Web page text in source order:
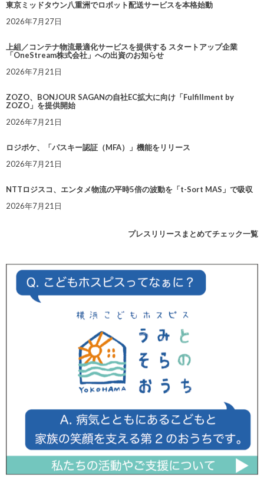
東京ミッドタウン八重洲でロボット配送サービスを本格始動
2026年7月27日
上組／コンテナ物流最適化サービスを提供する スタートアップ企業
「OneStream株式会社」への出資のお知らせ
2026年7月21日
ZOZO、BONJOUR SAGANの自社EC拡大に向け「Fulfillment by
ZOZO」を提供開始
2026年7月21日
ロジポケ、「パスキー認証（MFA）」機能をリリース
2026年7月21日
NTTロジスコ、エンタメ物流の平時5倍の波動を「t-Sort MAS」で吸収
2026年7月21日
プレスリリースまとめてチェック一覧